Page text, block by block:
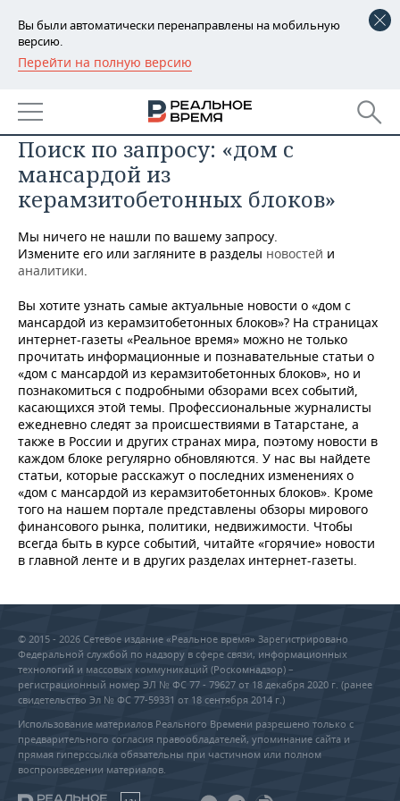
Вы были автоматически перенаправлены на мобильную
версию.
Перейти на полную версию
РЕГИОНЫ
БАШКОРТОСТАН
ТАТАРСТАН
УДМУРТИЯ
НОВОСТИ
АНАЛИТИКА
НОВОСТИ АНАЛИТИКИ
ДЕКЛАРАЦИИ О ДОХОДАХ
КОРОЛИ ГОСЗАКАЗА ПФО
ВУЗЫ ТАТАРСТАНА
КОМУ ПРИНАДЛЕЖАТ
ТОРГОВЫЕ ЦЕНТРЫ
ТАТАРСТАНА
ЭКОНОМИКА
НОВОСТИ ЭКОНОМИКИ
ФИНАНСЫ
БАНКИ
БЮДЖЕТ
ИНВЕСТИЦИИ
ПРОМЫШЛЕННОСТЬ
НОВОСТИ
АГРОПРОМ
МАШИНОСТРОЕНИЕ
НЕФТЕХИМИЯ
НЕФТЬ
ОПК
ЭНЕРГЕТИКА
НЕДВИЖИМОСТЬ
НОВОСТИ НЕДВИЖИМОСТИ
АВТО
НОВОСТИ АВТО
БИЗНЕС
НОВОСТИ БИЗНЕСА
РОЗНИЧНАЯ ТОРГОВЛЯ
ТРАНСПОРТ
УСЛУГИ
ТЕХНОЛОГИИ
НОВОСТИ ТЕХНОЛОГИЙ
IT
МЕДИА
ТЕЛЕКОММУНИКАЦИИ
МЕРОПРИЯТИЯ
НОВОСТИ МЕРОПРИЯТИЙ
ВЫЕЗДНАЯ РЕДАКЦИЯ
БИЗНЕС-БРАНЧИ
ОТКРЫТАЯ ЛЕКЦИЯ
СПОРТ
НОВОСТИ СПОРТА
ФУТБОЛ
БАСКЕТБОЛ
ВОЛЕЙБОЛ
КИБЕРСПОРТ
ФИГУРНОЕ КАТАНИЕ
ОБЩЕСТВО
НОВОСТИ ОБЩЕСТВА
ИНФРАСТРУКТУРА
ИСТОРИЯ
КУЛЬТУРА
МЕДИЦИНА
ФОТОГАЛЕРЕЯ
СПРАВОЧНИК
СПИСОК ПЕРСОН
СПИСОК КОМПАНИЙ
ПОЛНАЯ ВЕРСИЯ
Поиск по запросу: «дом с
мансардой из
керамзитобетонных блоков»
Мы ничего не нашли по вашему запросу.
Измените его или загляните в разделы новостей и
аналитики.
Вы хотите узнать самые актуальные новости о «дом с
мансардой из керамзитобетонных блоков»? На страницах
интернет-газеты «Реальное время» можно не только
прочитать информационные и познавательные статьи о
«дом с мансардой из керамзитобетонных блоков», но и
познакомиться с подробными обзорами всех событий,
касающихся этой темы. Профессиональные журналисты
ежедневно следят за происшествиями в Татарстане, а
также в России и других странах мира, поэтому новости в
каждом блоке регулярно обновляются. У нас вы найдете
статьи, которые расскажут о последних изменениях о
«дом с мансардой из керамзитобетонных блоков». Кроме
того на нашем портале представлены обзоры мирового
финансового рынка, политики, недвижимости. Чтобы
всегда быть в курсе событий, читайте «горячие» новости
в главной ленте и в других разделах интернет-газеты.
© 2015 - 2026 Сетевое издание «Реальное время» Зарегистрировано
Федеральной службой по надзору в сфере связи, информационных
технологий и массовых коммуникаций (Роскомнадзор) –
регистрационный номер ЭЛ № ФС 77 - 79627 от 18 декабря 2020 г. (ранее
свидетельство Эл № ФС 77-59331 от 18 сентября 2014 г.)
Использование материалов Реального Времени разрешено только с
предварительного согласия правообладателей, упоминание сайта и
прямая гиперссылка обязательны при частичном или полном
воспроизведении материалов.